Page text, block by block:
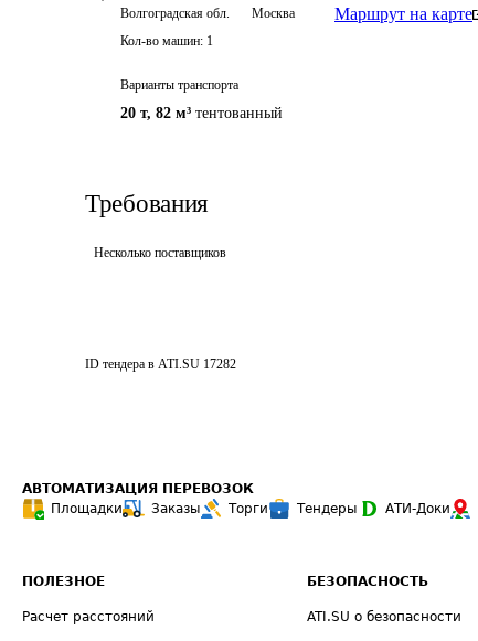
Волгоградская обл. Москва Маршрут на карте
Кол-во машин: 1
Варианты транспорта
20 т, 82 м³ тентованный
Требования
Несколько поставщиков
ID тендера в ATI.SU 17282
АВТОМАТИЗАЦИЯ ПЕРЕВОЗОК
Площадки
Заказы Торги Тендеры АТИ-Доки
ПОЛЕЗНОЕ
Расчет расстояний
БЕЗОПАСНОСТЬ
ATI.SU о безопасности